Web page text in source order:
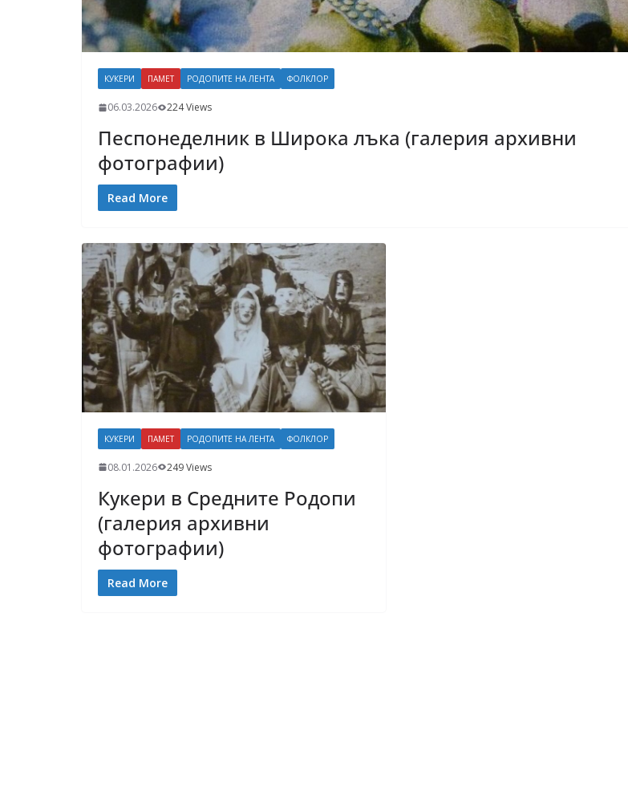
КУКЕРИ ПАМЕТ РОДОПИТЕ НА ЛЕНТА ФОЛКЛОР
06.03.2026 224 Views
Песпонеделник в Широка лъка (галерия архивни
фотографии)
Read More
КУКЕРИ ПАМЕТ РОДОПИТЕ НА ЛЕНТА ФОЛКЛОР
08.01.2026 249 Views
Кукери в Средните Родопи
(галерия архивни
фотографии)
Read More